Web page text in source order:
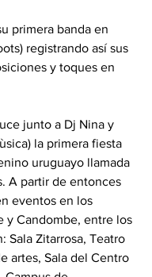
primera banda en
registrando así sus
y toques en
junto a Dj Nina y
la primera fiesta
uruguayo llamada
A partir de entonces
eventos en los
y Candombe, entre los
Sala Zitarrosa, Teatro
artes, Sala del Centro